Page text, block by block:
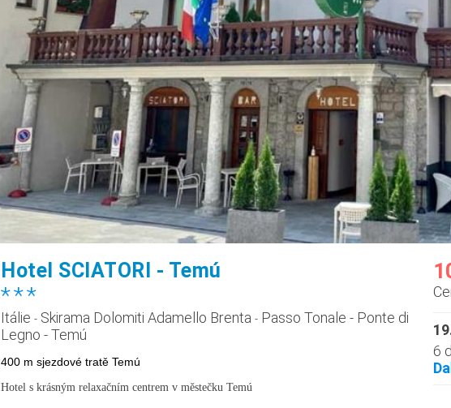
Hotel SCIATORI - Temú
***
Itálie - Skirama Dolomiti Adamello Brenta - Passo Tonale - Ponte di
Legno - Temú
400 m sjezdové tratě Temú
Hotel s krásným relaxačním centrem v městečku Temú
6